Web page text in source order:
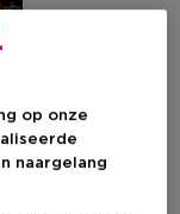
Op voorraad
op onze
naargelang